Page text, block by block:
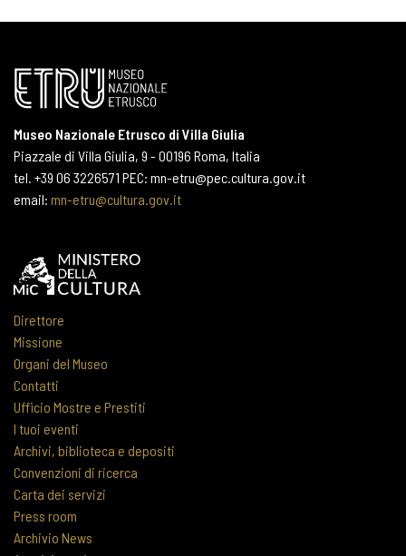
Museo Nazionale Etrusco di Villa Giulia
Piazzale di Villa Giulia, 9 - 00196 Roma, Italia
tel. +39 06 3226571 PEC: mn-etru@pec.cultura.gov.it
email: mn-etru@cultura.gov.it
Direttore
Missione
Organi del Museo
Contatti
Ufficio Mostre e Prestiti
I tuoi eventi
Archivi, biblioteca e depositi
Convenzioni di ricerca
Carta dei servizi
Press room
Archivio News